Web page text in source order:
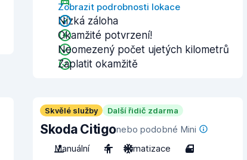
Zobrazit podrobnosti lokace
Nízká záloha
Okamžité potvrzení!
Neomezený počet ujetých kilometrů
Zaplatit okamžitě
Skvělé služby Další řidič zdarma
Skoda Citigonebo podobné Mini
Manuální
4 Klimatizace 4